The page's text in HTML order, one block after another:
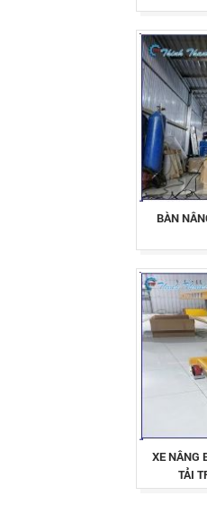
BÀN
XE NÂNG
TẢI